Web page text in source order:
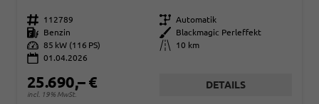
Fahrzeugnr. 112789 Getriebe Automatik
Kraftstoff
Benzin Außenfarbe
Blackmagic Perleffekt
Leistung 85 kW (116 PS) Kilometerstand
10 km
01.04.2026
25.690,– €
incl. 19% MwSt.
DETAILS